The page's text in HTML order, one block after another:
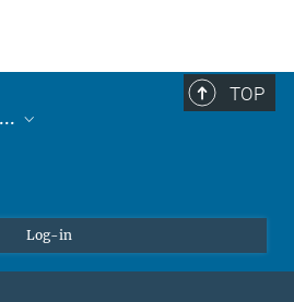
TOP
Tübingen
Log-in